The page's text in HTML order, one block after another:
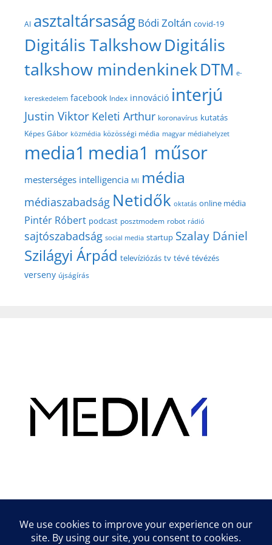
AI asztaltársaság Bódi Zoltán covid-19
Digitális TalkshowDigitális
talkshow mindenkinekDTM e-
kereskedelem facebook Index innováció interjú
Justin Viktor Keleti Arthur koronavírus kutatás
Képes Gábor közmédia közösségi média magyar médiahelyzet
media1 media1 műsor
mesterséges intelligencia MI média
médiaszabadság Netidők oktatás online média
Pintér Róbert podcast posztmodem robot rádió
sajtószabadság social media startup Szalay Dániel
Szilágyi Árpád televíziózás tv tévé tévézés
verseny újságírás